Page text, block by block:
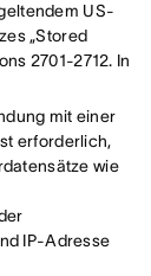
US-
„Stored
2701-2712. In
mit einer
erforderlich,
wie
IP-Adresse